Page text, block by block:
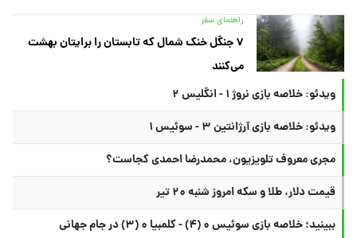
راهنمای سفر
۷ جنگل خنک شمال که تابستان را برایتان بهشت
می‌کنند
ویدئو: خلاصه بازی نروژ ۱ - انگلیس ۲
ویدئو: خلاصه بازی آرژانتین ۳ - سوئیس ۱
مجری معروف تلویزیون، محمدرضا احمدی کجاست؟
قیمت دلار، طلا و سکه امروز شنبه ۲۰ تیر
ببینید؛ خلاصه بازی سوئیس ۰ (۴) - کلمبیا ۰ (۳) در جام جهانی